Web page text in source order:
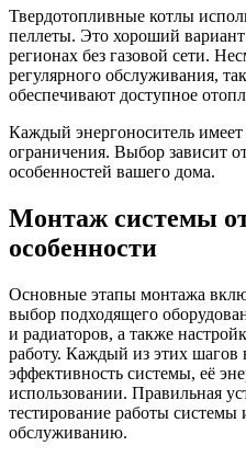
Твердотопливные котлы
пеллеты. Это хороший
регионах без газовой сети.
регулярного обслуживания,
обеспечивают доступное
Каждый энергоноситель
ограничения. Выбор зависит
особенностей вашего дома.
Монтаж системы
особенности
Основные этапы монтажа
выбор подходящего
и радиаторов, а также
работу. Каждый из этих
эффективность системы, её
использовании. Правильная
тестирование работы системы
обслуживанию.